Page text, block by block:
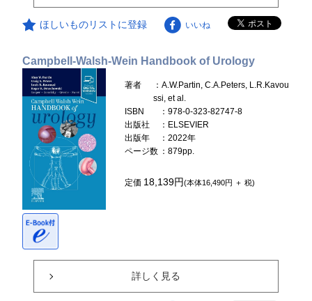
ほしいものリストに登録 いいね
Campbell-Walsh-Wein Handbook of Urology
著者
：A.W.Partin, C.A.Peters, L.R.Kavou
ssi, et al.
ISBN
：978-0-323-82747-8
出版社
：ELSEVIER
出版年
：2022年
ページ数 ：879pp.
定価 18,139円(本体16,490円 ＋ 税)
詳しく見る